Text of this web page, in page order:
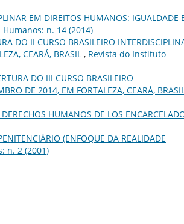
EM DIREITOS HUMANOS: IGUALDADE
n. 14 (2014)
DO II CURSO BRASILEIRO
CEARÁ, BRASIL , Revista do Instituto
DO III CURSO BRASILEIRO
DE 2014, EM FORTALEZA, CEARÁ, BRASIL
HUMANOS DE LOS
(ENFOQUE DA REALIDADE
n. 2 (2001)